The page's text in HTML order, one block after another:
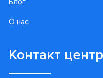
О нас
Контакт центр